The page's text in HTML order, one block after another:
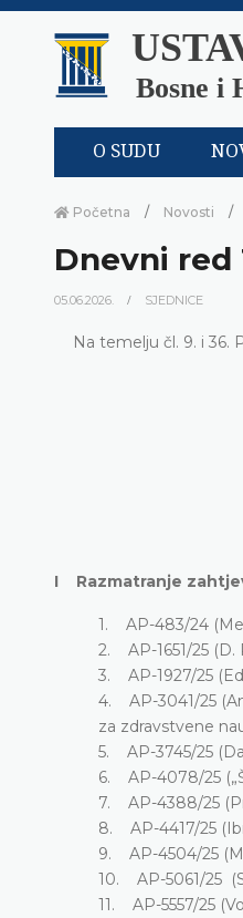
Bosne i
O SUDU
Početna Novosti
Dnevni red
05.06.2026. SJEDNICE
Na temelju čl. 9. i 36.
I Razmatranje
1. AP-483/24
2. AP-1651/25 (D.
3. AP-1927/25
4. AP-3041/25
za zdravstvene
5. AP-3745/25
6. AP-4078/25
7. AP-4388/25
8. AP-4417/25
9. AP-4504/25
10. AP-5061/25
11. AP-5557/25